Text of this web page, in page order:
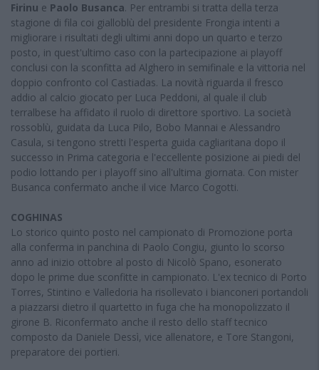
Firinu e Paolo Busanca. Per entrambi si tratta della terza
stagione di fila coi gialloblù del presidente Frongia intenti a
migliorare i risultati degli ultimi anni dopo un quarto e terzo
posto, in quest'ultimo caso con la partecipazione ai playoff
conclusi con la sconfitta ad Alghero in semifinale e la vittoria nel
doppio confronto col Castiadas. La novità riguarda il fresco
addio al calcio giocato per Luca Peddoni, al quale il club
terralbese ha affidato il ruolo di direttore sportivo. La società
rossoblù, guidata da Luca Pilo, Bobo Mannai e Alessandro
Casula, si tengono stretti l'esperta guida cagliaritana dopo il
successo in Prima categoria e l'eccellente posizione ai piedi del
podio lottando per i playoff sino all'ultima giornata. Con mister
Busanca confermato anche il vice Marco Cogotti.
COGHINAS
Lo storico quinto posto nel campionato di Promozione porta
alla conferma in panchina di Paolo Congiu, giunto lo scorso
anno ad inizio ottobre al posto di Nicolò Spano, esonerato
dopo le prime due sconfitte in campionato. L'ex tecnico di Porto
Torres, Stintino e Valledoria ha risollevato i bianconeri portandoli
a piazzarsi dietro il quartetto in fuga che ha monopolizzato il
girone B. Riconfermato anche il resto dello staff tecnico
composto da Daniele Dessì, vice allenatore, e Tore Stangoni,
preparatore dei portieri.